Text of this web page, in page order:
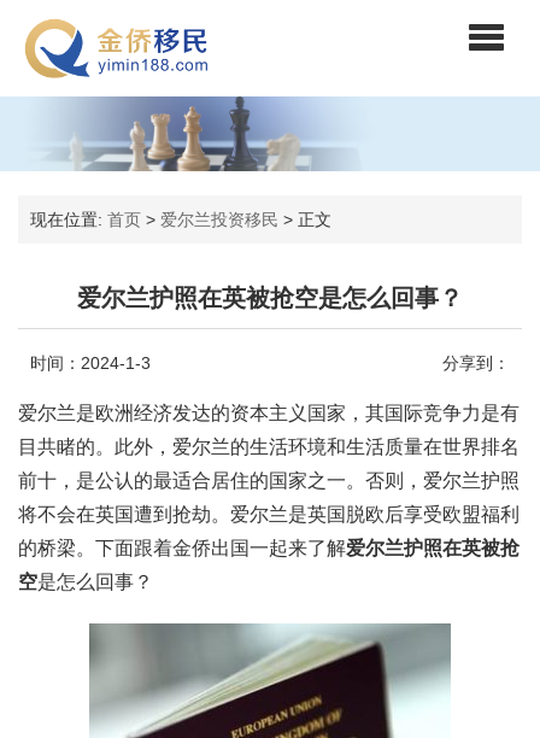
现在位置: 首页 > 爱尔兰投资移民 > 正文
爱尔兰护照在英被抢空是怎么回事？
时间：2024-1-3 分享到：
爱尔兰是欧洲经济发达的资本主义国家，其国际竞争力是有
目共睹的。此外，爱尔兰的生活环境和生活质量在世界排名
前十，是公认的最适合居住的国家之一。否则，爱尔兰护照
将不会在英国遭到抢劫。爱尔兰是英国脱欧后享受欧盟福利
的桥梁。下面跟着金侨出国一起来了解爱尔兰护照在英被抢
空是怎么回事？